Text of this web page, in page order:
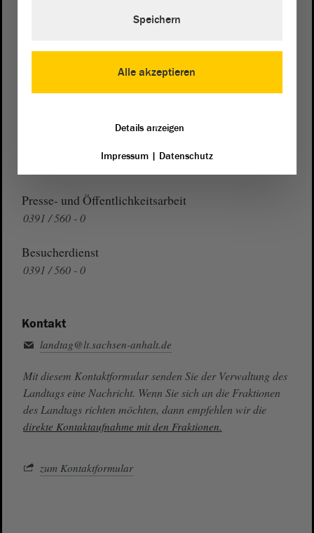
Wegbeschreibung
0391 / 560 - 1123
Presse- und Öffentlichkeitsarbeit
0391 / 560 - 0
Besucherdienst
0391 / 560 - 0
Kontakt
landtag@lt.sachsen-anhalt.de
Mit diesem Kontaktformular senden Sie der Verwaltung des
Landtags eine Nachricht. Wenn Sie sich an die Fraktionen
des Landtags richten möchten, dann empfehlen wir die
direkte Kontaktaufnahme mit den Fraktionen.
zum Kontaktformular
Alle akzeptieren
Speichern
Details anzeigen
Impressum| Datenschutz